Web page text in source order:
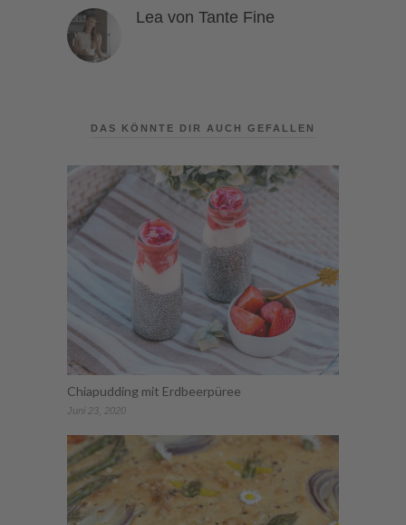
Lea von Tante Fine
DAS KÖNNTE DIR AUCH GEFALLEN
Chiapudding mit Erdbeerpüree
Juni 23, 2020